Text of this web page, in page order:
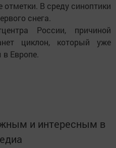
В среду синоптики
снега.
России, причиной
циклон, который уже
Европе.
и интересным в